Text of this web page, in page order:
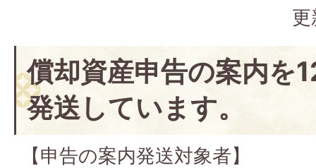
償却資産申告の案内を
発送しています。
【申告の案内発送対象者】